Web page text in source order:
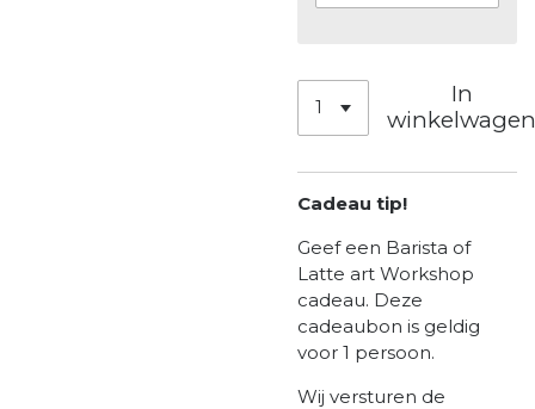
In
Cadeau tip!
Geef een Barista of
Latte art Workshop
cadeau. Deze
cadeaubon is geldig
voor 1 persoon.
Wij versturen de